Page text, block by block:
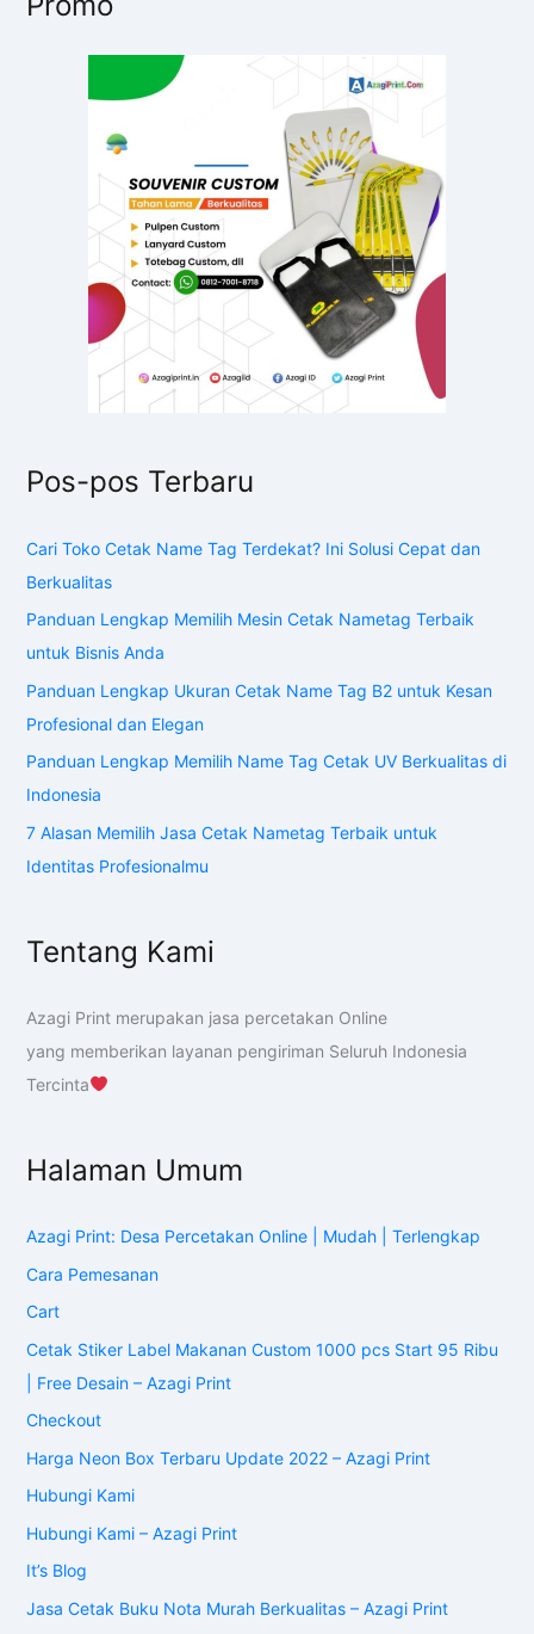
Pos-pos Terbaru
Cari Toko Cetak Name Tag Terdekat? Ini Solusi Cepat dan
Berkualitas
Panduan Lengkap Memilih Mesin Cetak Nametag Terbaik
untuk Bisnis Anda
Panduan Lengkap Ukuran Cetak Name Tag B2 untuk Kesan
Profesional dan Elegan
Panduan Lengkap Memilih Name Tag Cetak UV Berkualitas di
Indonesia
7 Alasan Memilih Jasa Cetak Nametag Terbaik untuk
Identitas Profesionalmu
Tentang Kami
Azagi Print merupakan jasa percetakan Online
yang memberikan layanan pengiriman Seluruh Indonesia
Tercinta
Halaman Umum
Azagi Print: Desa Percetakan Online | Mudah | Terlengkap
Cara Pemesanan
Cart
Cetak Stiker Label Makanan Custom 1000 pcs Start 95 Ribu
| Free Desain – Azagi Print
Checkout
Harga Neon Box Terbaru Update 2022 – Azagi Print
Hubungi Kami
Hubungi Kami – Azagi Print
It’s Blog
Jasa Cetak Buku Nota Murah Berkualitas – Azagi Print